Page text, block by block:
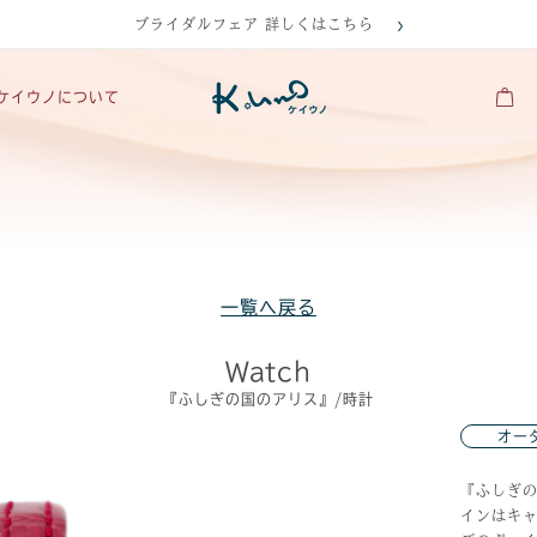
ブライダルフェア 詳しくはこちら
イウノについて
一覧へ戻る
Watch
『ふしぎの国のアリス』/時計
オー
『ふしぎ
インはキ